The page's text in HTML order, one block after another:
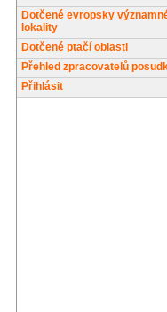
Dotčené evropsky
lokality
Dotčené ptačí oblasti
Přehled zpracovatelů
Přihlásit